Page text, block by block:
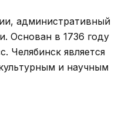
административный
Основан в 1736 году
Челябинск является
и научным